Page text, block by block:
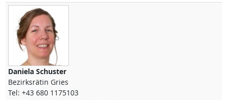
Daniela Schuster
Bezirksrätin Gries
Tel: +43 680 1175103